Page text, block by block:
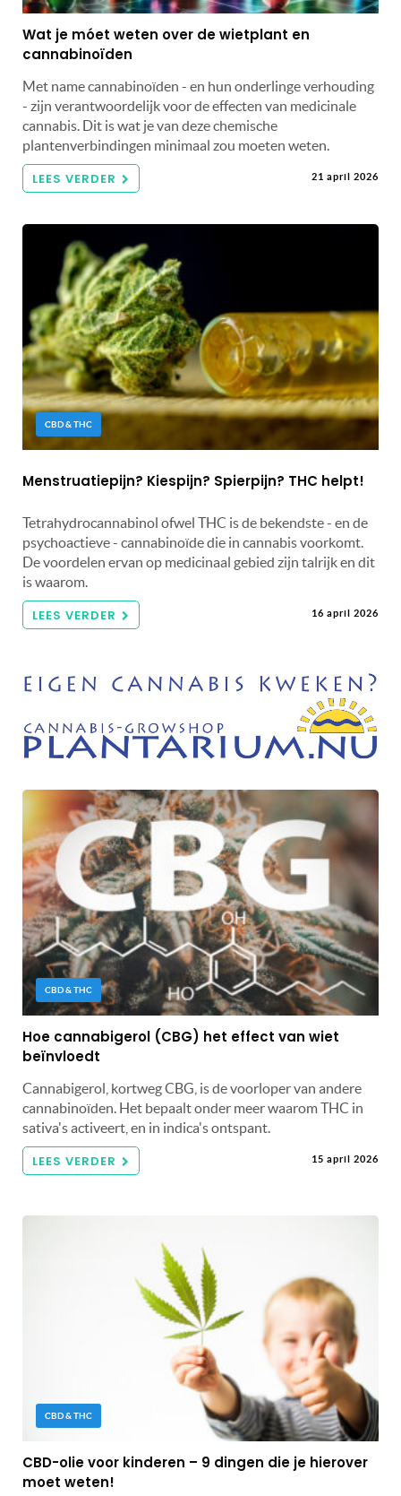
Wat je móet weten over de wietplant en
cannabinoïden
Met name cannabinoïden - en hun onderlinge verhouding
- zijn verantwoordelijk voor de effecten van medicinale
cannabis. Dit is wat je van deze chemische
plantenverbindingen minimaal zou moeten weten.
LEES VERDER 21 april 2026
CBD & THC
Menstruatiepijn? Kiespijn? Spierpijn? THC helpt!
Tetrahydrocannabinol ofwel THC is de bekendste - en de
psychoactieve - cannabinoïde die in cannabis voorkomt.
De voordelen ervan op medicinaal gebied zijn talrijk en dit
is waarom.
LEES VERDER 16 april 2026
CBD & THC
Hoe cannabigerol (CBG) het effect van wiet
beïnvloedt
Cannabigerol, kortweg CBG, is de voorloper van andere
cannabinoïden. Het bepaalt onder meer waarom THC in
sativa's activeert, en in indica's ontspant.
LEES VERDER 15 april 2026
CBD & THC
CBD-olie voor kinderen – 9 dingen die je hierover
moet weten!